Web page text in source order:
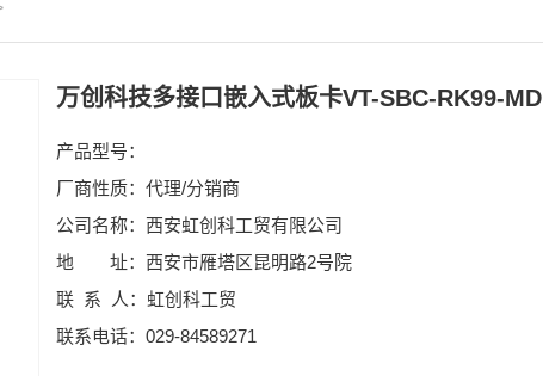
万创科技多接口嵌入式板卡VT-SBC-RK99-MD
产品型号：
厂商性质：代理/分销商
公司名称：西安虹创科工贸有限公司
地 址：西安市雁塔区昆明路2号院
联 系 人：虹创科工贸
联系电话：029-84589271